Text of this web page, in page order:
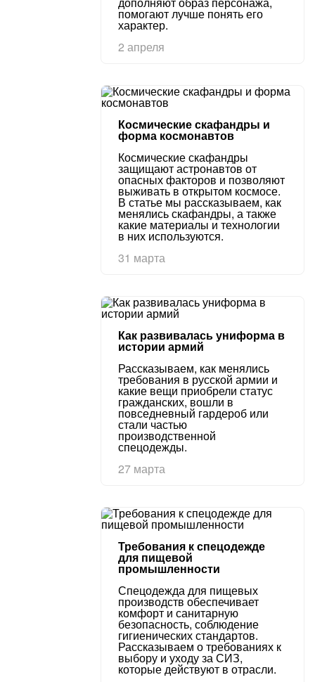
помогают лучше понять его
характер.
2 апреля
Космические скафандры и
форма космонавтов
Космические скафандры
защищают астронавтов от
опасных факторов и позволяют
выживать в открытом космосе.
В статье мы рассказываем, как
менялись скафандры, а также
какие материалы и технологии
в них используются.
31 марта
Как развивалась униформа в
истории армий
Рассказываем, как менялись
требования в русской армии и
какие вещи приобрели статус
гражданских, вошли в
повседневный гардероб или
стали частью
производственной
спецодежды.
27 марта
Требования к спецодежде
для пищевой
промышленности
Спецодежда для пищевых
производств обеспечивает
комфорт и санитарную
безопасность, соблюдение
гигиенических стандартов.
Рассказываем о требованиях к
выбору и уходу за СИЗ,
которые действуют в отрасли.